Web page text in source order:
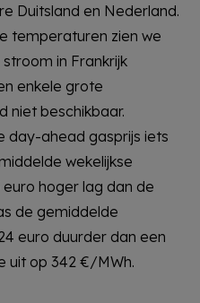
Duitsland en Nederland.
temperaturen zien we
in Frankrijk
enkele grote
niet beschikbaar.
day-ahead gasprijs iets
wekelijkse
hoger lag dan de
de gemiddelde
euro duurder dan een
uit op 342 €/MWh.